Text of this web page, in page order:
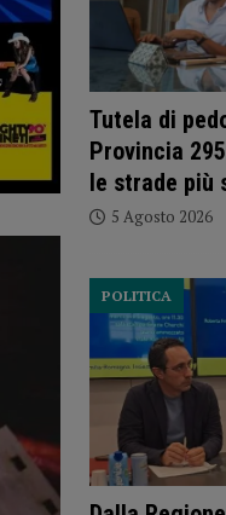
Tutela di
Provincia
le strade più
5 Agosto 2026
POLITICA